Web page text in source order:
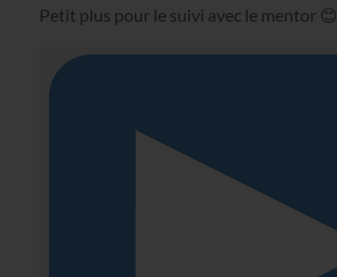
Petit plus pour le suivi avec le mentor 😊